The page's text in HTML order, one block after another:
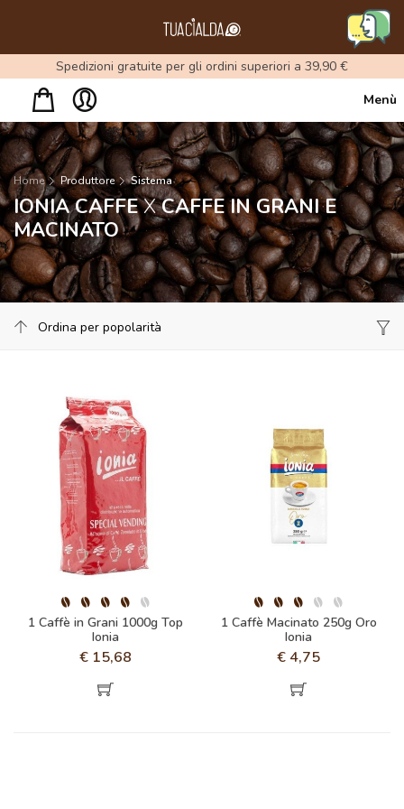
Spedizioni gratuite per gli ordini superiori a 39,90 €
Menù
Home Produttore Sistema
IONIA CAFFEXCAFFE IN GRANI E
MACINATO
1 Caffè in Grani 1000g Top
Ionia
€ 15,68
1 Caffè Macinato 250g Oro
Ionia
€ 4,75